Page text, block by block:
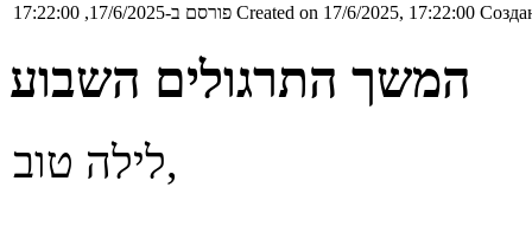
פורסם ב-17/6/2025, 17:22:00 Created on 17/6/2025, 17:22:00
המשך התרגולים השבוע
לילה טוב,